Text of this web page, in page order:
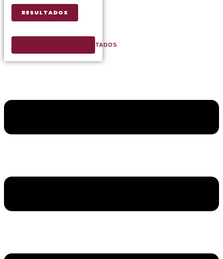
RESULTADOS
VER TODOS LOS RESULTADOS